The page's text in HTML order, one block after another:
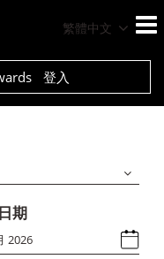
繁體中文
登入
期